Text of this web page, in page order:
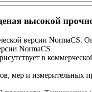
высокой
версии NormaCS.
NormaCS
в
мер и